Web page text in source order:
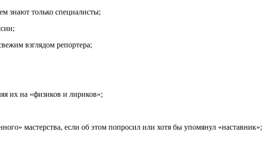
знают только специалисты;
взглядом репортера;
их на «физиков и лириков»;
мастерства, если об этом попросил или хотя бы упомянул «наставник»;